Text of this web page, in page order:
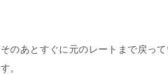
そのあとすぐに元のレートまで戻って
す。